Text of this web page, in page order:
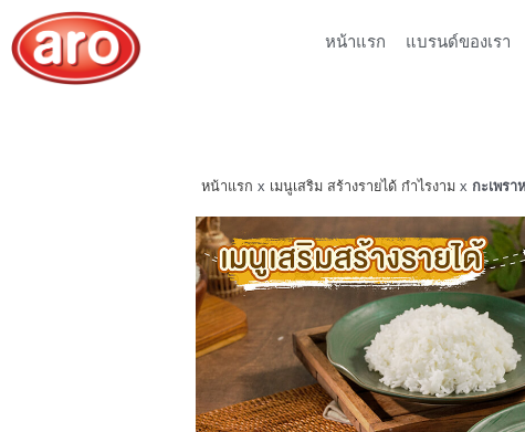
หน้าแรก แบรนด์ของเรา
หน้าแรก x เมนูเสริม สร้างรายได้ กำไรงาม x กะเพรา